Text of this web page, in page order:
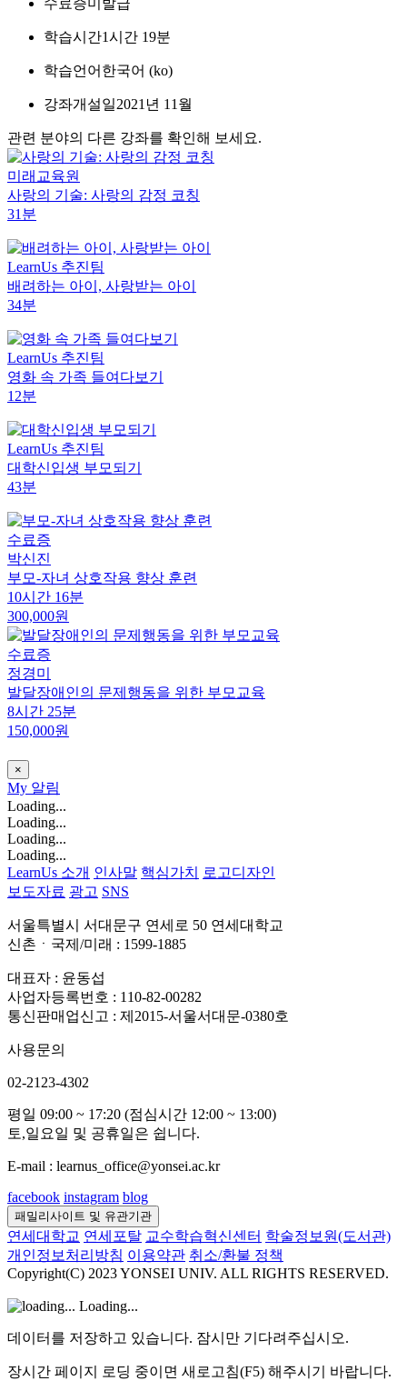
수료증미발급
학습시간1시간 19분
학습언어 한국어 ‎(ko)‎
강좌개설일2021년 11월
관련 분야의 다른 강좌를 확인해 보세요.
미래교육원
사랑의 기술: 사랑의 감정 코칭
31분
LearnUs 추진팀
배려하는 아이, 사랑받는 아이
34분
LearnUs 추진팀
영화 속 가족 들여다보기
12분
LearnUs 추진팀
대학신입생 부모되기
43분
수료증
박신진
부모-자녀 상호작용 향상 훈련
10시간 16분
300,000원
수료증
정경미
발달장애인의 문제행동을 위한 부모교육
8시간 25분
150,000원
×
My 알림
Loading...
Loading...
Loading...
Loading...
LearnUs 소개 인사말 핵심가치
로고디자인
보도자료 광고 SNS
서울특별시 서대문구 연세로 50 연세대학교
신촌ㆍ국제/미래 : 1599-1885
대표자 : 윤동섭
사업자등록번호 : 110-82-00282
통신판매업신고 : 제2015-서울서대문-0380호
사용문의
02-2123-4302
평일 09:00 ~ 17:20 (점심시간 12:00 ~ 13:00)
토,일요일 및 공휴일은 쉽니다.
E-mail : learnus_office@yonsei.ac.kr
facebook instagram blog
패밀리사이트 및 유관기관
연세대학교 연세포탈 교수학습혁신센터 학술정보원(도서관)
개인정보처리방침 이용약관 취소/환불 정책
Copyright(C) 2023 YONSEI UNIV. ALL RIGHTS RESERVED.
Loading...
데이터를 저장하고 있습니다. 잠시만 기다려주십시오.
장시간 페이지 로딩 중이면 새로고침(F5) 해주시기 바랍니다.